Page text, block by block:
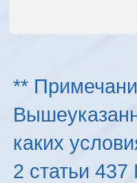
**
каких
2 статьи